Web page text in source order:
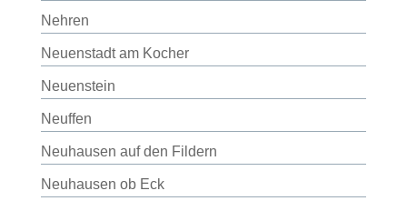
Nehren
Neuenstadt am Kocher
Neuenstein
Neuffen
Neuhausen auf den Fildern
Neuhausen ob Eck